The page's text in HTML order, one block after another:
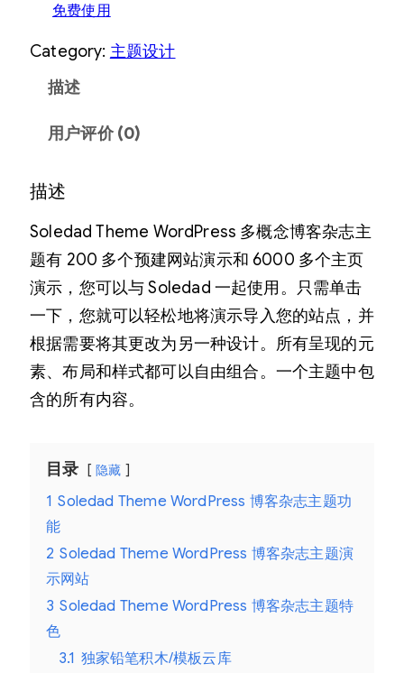
免费使用
Category: 主题设计
描述
用户评价 (0)
描述
Soledad Theme WordPress 多概念博客杂志主
题有 200 多个预建网站演示和 6000 多个主页
演示，您可以与 Soledad 一起使用。只需单击
一下，您就可以轻松地将演示导入您的站点，并
根据需要将其更改为另一种设计。所有呈现的元
素、布局和样式都可以自由组合。一个主题中包
含的所有内容。
目录 隐藏
1 Soledad Theme WordPress 博客杂志主题功
能
2 Soledad Theme WordPress 博客杂志主题演
示网站
3 Soledad Theme WordPress 博客杂志主题特
色
3.1 独家铅笔积木/模板云库